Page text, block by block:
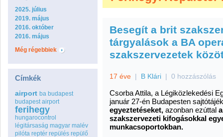
2025. július
2019. május
2016. október
2016. május
Még régebbiek
Címkék
airport ba budapest
budapest airport
ferihegy
hungarocontrol
légitársaság magyar malév
pilóta reptér repülés repülő
Besegít a brit
tárgyalások a BA
szakszervezetek
17 éve | B Klári | 0 hozzászólás
Csorba Attila, a Légiközlekedési
január 27-én Budapesten
egyeztetéseket, azonban ezúttal
szakszervezeti kifogásokkal
munkacsoportokban.